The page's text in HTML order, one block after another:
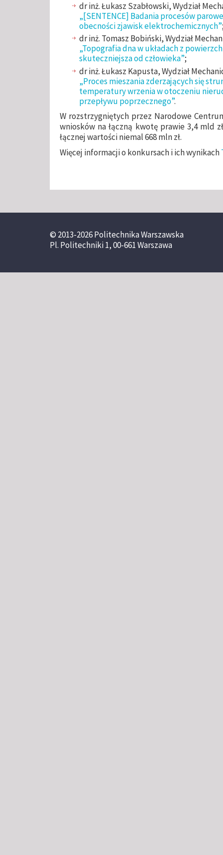
dr inż. Łukasz Szabłowski, Wydział
„[SENTENCE] Badania procesów
obecności zjawisk elektrochemicznych”
dr inż. Tomasz Bobiński, Wydział
„Topografia dna w układach z
skuteczniejsza od człowieka”;
dr inż. Łukasz Kapusta, Wydział
„Proces mieszania zderzających się
temperatury wrzenia w otoczeniu
przepływu poprzecznego”.
W rozstrzygniętych przez Narodowe
wniosków na łączną kwotę prawie 3,4 mld
łącznej wartości niemal 668 mln zł.
Więcej informacji o konkursach i ich wynikach
© 2013-2026 Politechnika Warszawska
Pl. Politechniki 1, 00-661 Warszawa